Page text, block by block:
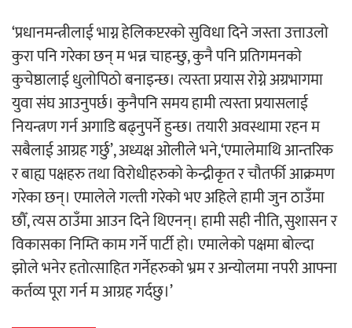
गीति एल्बम ‘जागृति’ लोकार्पण
‘प्रधानमन्त्रीलाई भाग्न हेलिकप्टरको सुविधा दिने जस्ता उत्ताउलो
कुरा पनि गरेका छन् म भन्न चाहन्छु, कुनै पनि प्रतिगमनको
कुचेष्ठालाई धुलोपिठो बनाइन्छ। त्यस्ता प्रयास रोग्ने अग्रभागमा
युवा संघ आउनुपर्छ। कुनैपनि समय हामी त्यस्ता प्रयासलाई
नियन्त्रण गर्न अगाडि बढ्नुपर्ने हुन्छ। तयारी अवस्थामा रहन म
सबैलाई आग्रह गर्छु’, अध्यक्ष ओलीले भने,‘एमालेमाथि आन्तरिक
र बाह्य पक्षहरु तथा विरोधीहरुको केन्द्रीकृत र चौतर्फी आक्रमण
गरेका छन्। एमालेले गल्ती गरेको भए अहिले हामी जुन ठाउँमा
छौँ, त्यस ठाउँमा आउन दिने थिएनन्। हामी सही नीति, सुशासन र
विकासका निम्ति काम गर्ने पार्टी हो। एमालेको पक्षमा बोल्दा
झोले भनेर हतोत्साहित गर्नेहरुको भ्रम र अन्योलमा नपरी आफ्ना
कर्तव्य पूरा गर्न म आग्रह गर्दछु।’